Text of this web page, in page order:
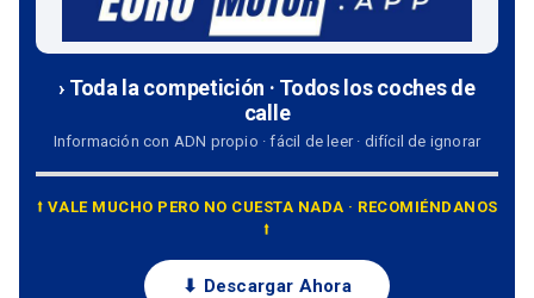
› Toda la competición · Todos los coches de
calle
Información con ADN propio · fácil de leer · difícil de ignorar
⭡ VALE MUCHO PERO NO CUESTA NADA · RECOMIÉNDANOS
⭡
⬇ Descargar Ahora